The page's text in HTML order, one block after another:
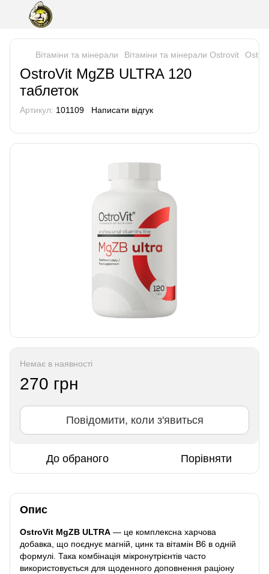
Вітаміни та мінерали Вітаміни та мінерали Ostrovit
OstroVit MgZB ULTRA 120
таблеток
Артикул: 101109 Написати відгук
Немає в наявності
270 грн
Повідомити, коли з'явиться
До обраного Порівняти
Опис
OstroVit MgZB ULTRA — це комплексна харчова
добавка, що поєднує магній, цинк та вітамін B6 в одній
формулі. Така комбінація мікронутрієнтів часто
використовується для щоденного доповнення раціону